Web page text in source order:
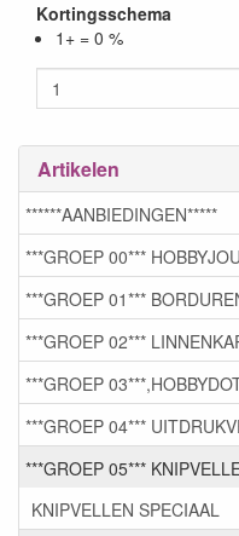
Kortingsschema
1+ = 0 %
Artikelen
******AANBIEDINGEN*****
***GROEP 00***
***GROEP 01***
***GROEP 02***
***GROEP
***GROEP 04***
***GROEP 05***
KNIPVELLEN SPECIAAL